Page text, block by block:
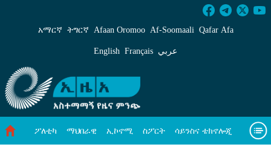
ማየት ማመን ነው፤ መጥታችሁ እዩ - ጠቅላይ ሚኒስትር
አማርኛ ትግርኛ Afaan Oromoo Af‑Soomaali Qafar Afa
English Français عربي
ፖለቲካ ማህበራዊ ኢኮኖሚ ስፖርት ሳይንስና ቴክኖሎጂ